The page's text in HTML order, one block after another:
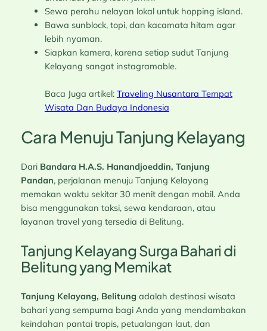
Sewa perahu nelayan lokal untuk hopping island.
Bawa sunblock, topi, dan kacamata hitam agar
lebih nyaman.
Siapkan kamera, karena setiap sudut Tanjung
Kelayang sangat instagramable.
Baca Juga artikel: Traveling Nusantara Tempat
Wisata Dan Budaya Indonesia
Cara Menuju Tanjung Kelayang
Dari Bandara H.A.S. Hanandjoeddin, Tanjung
Pandan, perjalanan menuju Tanjung Kelayang
memakan waktu sekitar 30 menit dengan mobil. Anda
bisa menggunakan taksi, sewa kendaraan, atau
layanan travel yang tersedia di Belitung.
Tanjung Kelayang Surga Bahari di
Belitung yang Memikat
Tanjung Kelayang, Belitung adalah destinasi wisata
bahari yang sempurna bagi Anda yang mendambakan
keindahan pantai tropis, petualangan laut, dan